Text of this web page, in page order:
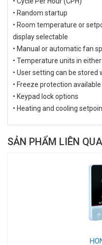
• Random startup
• Room temperature or
display selectable
• Manual or automatic fan
• Temperature units in either
• User setting can be stored
• Freeze protection available
• Keypad lock options
• Heating and cooling
SẢN PHẨM LIÊN